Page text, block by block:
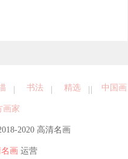
书法 精选 中国画
画家
2020 高清名画
画 运营